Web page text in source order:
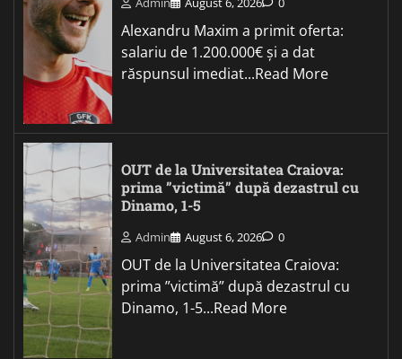
Alexandru Maxim a primit oferta:
salariu de 1.200.000€ și a dat
răspunsul imediat...Read More
OUT de la Universitatea Craiova:
prima ”victimă” după dezastrul cu
Dinamo, 1-5
Admin August 6, 2026 0
OUT de la Universitatea Craiova:
prima ”victimă” după dezastrul cu
Dinamo, 1-5...Read More